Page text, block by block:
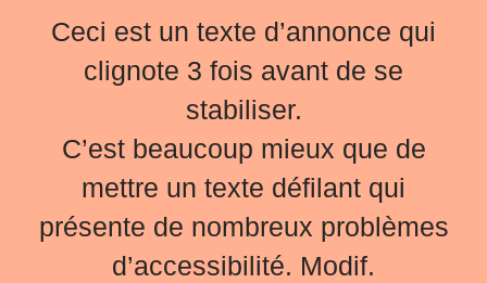
Ceci est un texte d’annonce qui
clignote 3 fois avant de se
stabiliser.
C’est beaucoup mieux que de
mettre un texte défilant qui
présente de nombreux problèmes
d’accessibilité. Modif.